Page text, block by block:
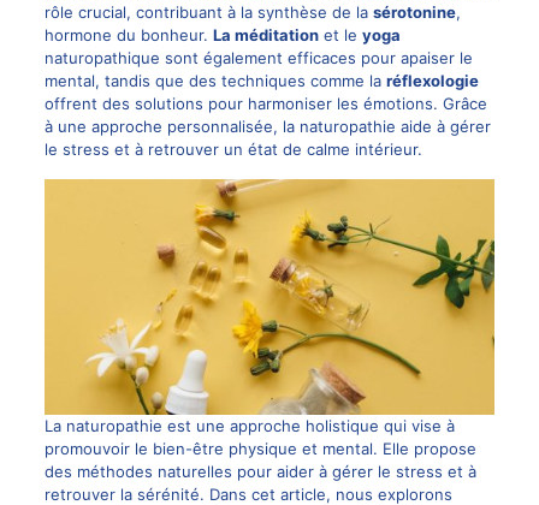
rôle crucial, contribuant à la synthèse de la sérotonine,
hormone du bonheur. La méditationet le yoga
naturopathique sont également efficaces pour apaiser le
mental, tandis que des techniques comme la réflexologie
offrent des solutions pour harmoniser les émotions. Grâce
à une approche personnalisée, la naturopathie aide à gérer
le stress et à retrouver un état de calme intérieur.
La naturopathie est une approche holistique qui vise à
promouvoir le bien-être physique et mental. Elle propose
des méthodes naturelles pour aider à gérer le stress et à
retrouver la sérénité. Dans cet article, nous explorons